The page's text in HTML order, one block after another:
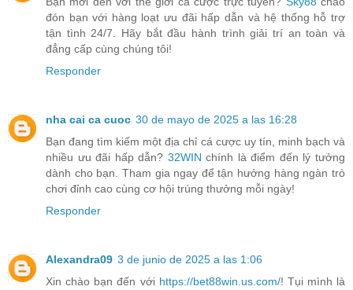
đón bạn với hàng loạt ưu đãi hấp dẫn và hệ thống hỗ trợ
tận tình 24/7. Hãy bắt đầu hành trình giải trí an toàn và
đẳng cấp cùng chúng tôi!
Responder
nha cai ca cuoc 30 de mayo de 2025 a las 16:28
Bạn đang tìm kiếm một địa chỉ cá cược uy tín, minh bạch và
nhiều ưu đãi hấp dẫn? 32WIN chính là điểm đến lý tưởng
dành cho bạn. Tham gia ngay để tận hưởng hàng ngàn trò
chơi đỉnh cao cùng cơ hội trúng thưởng mỗi ngày!
Responder
Alexandra09 3 de junio de 2025 a las 1:06
Xin chào bạn đến với https://bet88win.us.com/! Tụi mình là